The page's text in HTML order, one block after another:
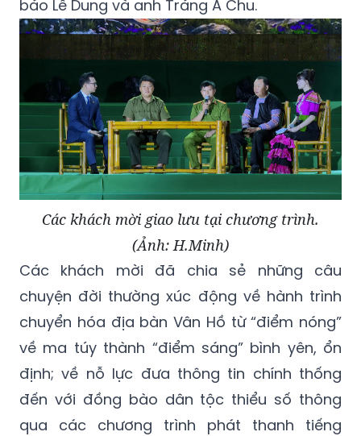
báo Lê Dung và anh Tráng A Chu.
Các khách mời giao lưu tại chương trình.
(Ảnh: H.Minh)
Các khách mời đã chia sẻ những câu
chuyện đời thường xúc động về hành trình
chuyển hóa địa bàn Vân Hồ từ “điểm nóng”
về ma túy thành “điểm sáng” bình yên, ổn
định; về nỗ lực đưa thông tin chính thống
đến với đồng bào dân tộc thiểu số thông
qua các chương trình phát thanh tiếng